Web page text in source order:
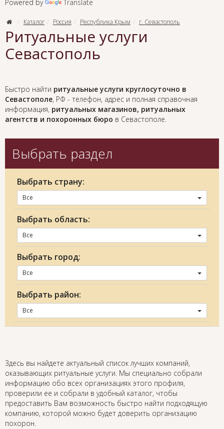
Powered by Translate
Каталог Россия Республика Крым г. Севастополь
Ритуальные услуги
Севастополь
Быстро найти ритуальные услуги круглосуточно в
Севастополе, РФ - телефон, адрес и полная справочная
информация, ритуальных магазинов, ритуальных
агентств и похоронных бюро в Севастополе.
Выбрать раздел
Выбрать страну:
Все
Выбрать область:
Все
Выбрать город:
Все
Выбрать район:
Все
Здесь вы найдете актуальный список лучших компаний,
оказывающих ритуальные услуги. Мы специально собрали
информацию обо всех организациях этого профиля,
проверили ее и собрали в удобный каталог, чтобы
предоставить Вам возможность быстро найти подходящую
компанию, которой можно будет доверить организацию
похорон.